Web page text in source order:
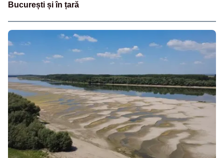
București și în țară